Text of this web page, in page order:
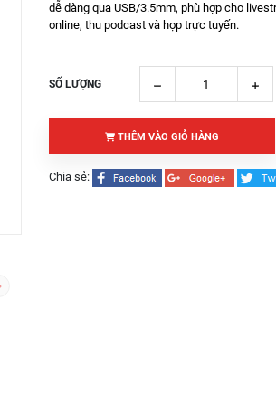
dễ dàng qua USB/3.5mm, phù hợp cho
online, thu podcast và họp trực tuyến.
SỐ LƯỢNG
THÊM VÀO GIỎ HÀNG
Chia sẻ: